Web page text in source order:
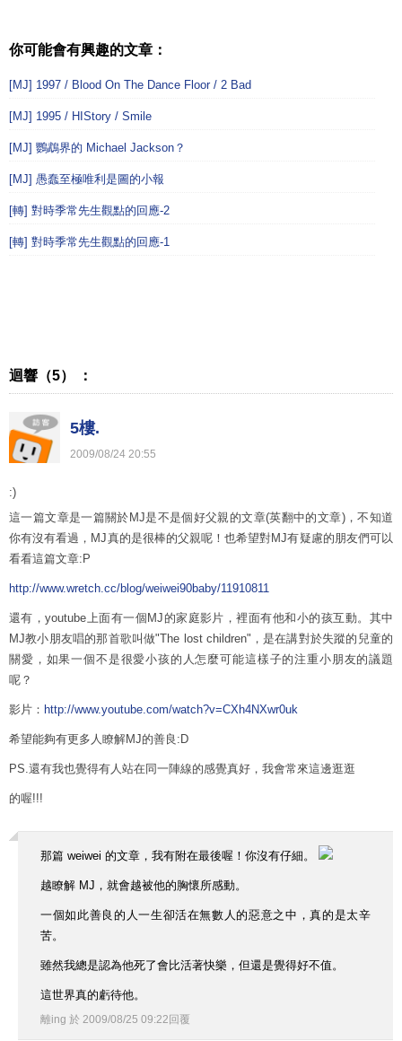
你可能會有興趣的文章：
[MJ] 1997 / Blood On The Dance Floor / 2 Bad
[MJ] 1995 / HIStory / Smile
[MJ] 鸚鵡界的 Michael Jackson？
[MJ] 愚蠢至極唯利是圖的小報
[轉] 對時季常先生觀點的回應-2
[轉] 對時季常先生觀點的回應-1
迴響（5） ：
5樓.
2009/08/24 20:55
:)
這一篇文章是一篇關於MJ是不是個好父親的文章(英翻中的文章)，不知道
你有沒有看過，MJ真的是很棒的父親呢！也希望對MJ有疑慮的朋友們可以
看看這篇文章:P
http://www.wretch.cc/blog/weiwei90baby/11910811
還有，youtube上面有一個MJ的家庭影片，裡面有他和小的孩互動。其中
MJ教小朋友唱的那首歌叫做"The lost children"，是在講對於失蹤的兒童的
關愛，如果一個不是很愛小孩的人怎麼可能這樣子的注重小朋友的議題
呢？
影片： http://www.youtube.com/watch?v=CXh4NXwr0uk
希望能夠有更多人瞭解MJ的善良:D
PS.還有我也覺得有人站在同一陣線的感覺真好，我會常來這邊逛逛
的喔!!!
那篇 weiwei 的文章，我有附在最後喔！你沒有仔細。
越瞭解 MJ，就會越被他的胸懷所感動。
一個如此善良的人一生卻活在無數人的惡意之中，真的是太辛
苦。
雖然我總是認為他死了會比活著快樂，但還是覺得好不值。
這世界真的虧待他。
離ing 於 2009/08/25 09:22 回覆